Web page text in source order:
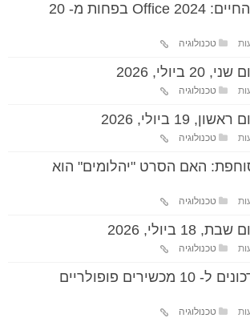
רשמי, בזול ולכל החיים: Office 2024 בפחות מ- 20
טכנולוגיה
2026
טכנולוגיה
ביולי, 2026
טכנולוגיה
האם הסרט "יהלומים" הוא
טכנולוגיה
ביולי, 2026
טכנולוגיה
Xiaomi עוצרת עדכונים ל- 10 מכשירים פופולריים
טכנולוגיה